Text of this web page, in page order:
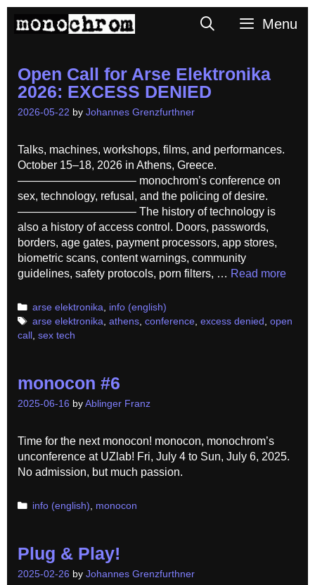
SearchMenu
Open Call for Arse Elektronika
2026: EXCESS DENIED
2026-05-22 by Johannes Grenzfurthner
Talks, machines, workshops, films, and performances.
October 15–18, 2026 in Athens, Greece.
——————————– monochrom’s conference on
sex, technology, refusal, and the policing of desire.
——————————– The history of technology is
also a history of access control. Doors, passwords,
borders, age gates, payment processors, app stores,
biometric scans, content warnings, community
guidelines, safety protocols, porn filters, … Read more
Categories
arse elektronika
info (english)
Tags
arse elektronika ,athens ,conference ,excess denied ,open
call
sex tech
monocon #6
2025-06-16 by Ablinger Franz
Time for the next monocon! monocon, monochrom’s
unconference at UZlab! Fri, July 4 to Sun, July 6, 2025.
No admission, but much passion.
Categories
info (english) monocon
Plug & Play!
2025-02-26 by Johannes Grenzfurthner